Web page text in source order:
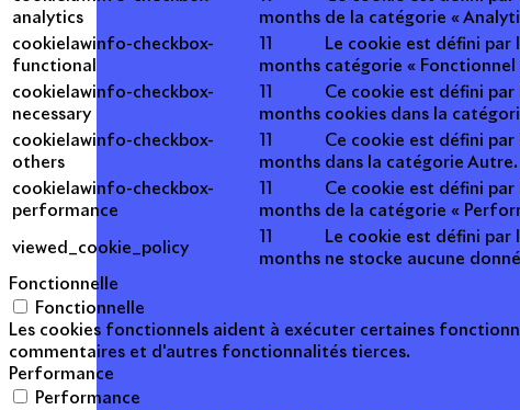
analytics
months de la catégorie «
cookielawinfo-checkbox-
functional
months
Le cookie est défini par
catégorie « Fonctionnel
cookielawinfo-checkbox-
necessary
months
Ce cookie est défini
cookies dans la
cookielawinfo-checkbox-
others
months
Ce cookie est défini
dans la catégorie Autre.
cookielawinfo-checkbox-
performance
months
Ce cookie est défini
de la catégorie «
viewed_cookie_policy
months
Le cookie est défini par
ne stocke aucune
Fonctionnelle
Fonctionnelle
Les cookies fonctionnels aident à exécuter certaines
commentaires et d'autres fonctionnalités tierces.
Performance
Performance